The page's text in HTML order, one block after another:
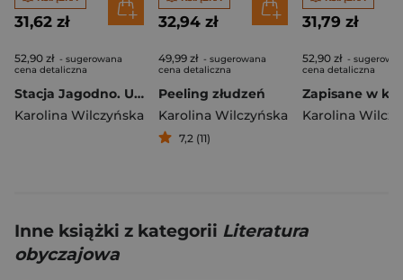
31,62 zł
52,90 zł - sugerowana
cena detaliczna
Stacja Jagodno. Uczucia zaklęte w kamieniu (ilustrowane brzegi)
Karolina Wilczyńska
32,94 zł
49,99 zł - sugerowana
cena detaliczna
Peeling złudzeń
Karolina Wilczyńska
7,2 (11)
31,79 zł
52,90 zł -
cena detaliczna
Karolina
Inne książki z kategorii Literatura
obyczajowa